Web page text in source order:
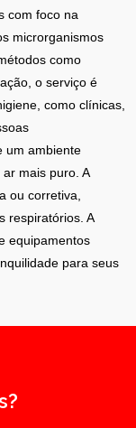
com foco na
microrganismos
como
o serviço é
como clínicas,
um ambiente
mais puro. A
ou corretiva,
respiratórios. A
equipamentos
para seus